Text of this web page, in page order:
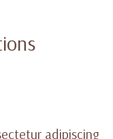
adipiscing